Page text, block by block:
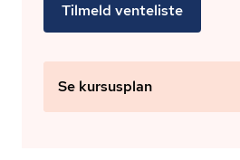
Tilmeld venteliste
Se kursusplan